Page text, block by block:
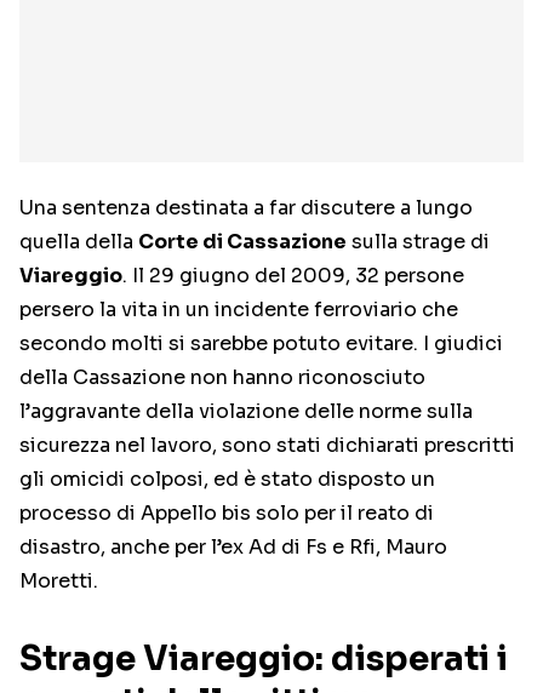
Una sentenza destinata a far discutere a lungo
quella della Corte di Cassazione sulla strage di
Viareggio. Il 29 giugno del 2009, 32 persone
persero la vita in un incidente ferroviario che
secondo molti si sarebbe potuto evitare. I giudici
della Cassazione non hanno riconosciuto
l’aggravante della violazione delle norme sulla
sicurezza nel lavoro, sono stati dichiarati prescritti
gli omicidi colposi, ed è stato disposto un
processo di Appello bis solo per il reato di
disastro, anche per l’ex Ad di Fs e Rfi, Mauro
Moretti.
Strage Viareggio: disperati i